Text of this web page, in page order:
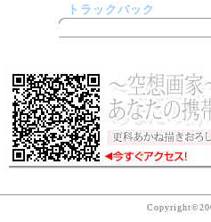
トラックバック